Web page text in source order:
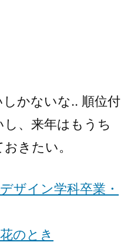
かないな.. 順位付
、来年はもうち
きたい。
ザイン学科卒業・
のとき